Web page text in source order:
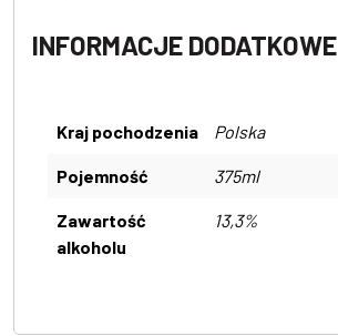
INFORMACJE DODATKOWE
Kraj pochodzenia Polska
Pojemność 375ml
Zawartość
alkoholu
13,3%